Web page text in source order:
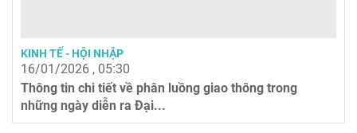
KINH TẾ - HỘI NHẬP
16/01/2026 , 05:30
Thông tin chi tiết về phân luồng giao thông trong
những ngày diễn ra Đại...